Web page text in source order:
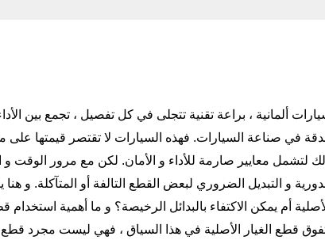
ألمانية ، براعة تقنية تتجلى في كل تفصيل ، تجمع بين
في صناعة السيارات. فهذه السيارات لا تقتصر قيمتها على
لتشمل معايير صارمة للأداء و الأمان. لكن مع مرور الوقت و
و التبديل الضروري لبعض القطع التالفة أو المتآكلة. و
أم يمكن الاكتفاء بالبدائل الرخيصة؟ و ما أهمية استخدام
قطع الغيار الأصلية في هذا السياق ، فهي ليست مجرد قطع